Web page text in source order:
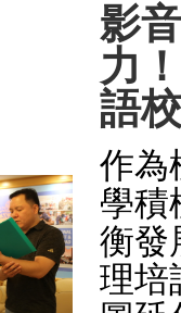
影
力
語
作為
學積
衡發
理培